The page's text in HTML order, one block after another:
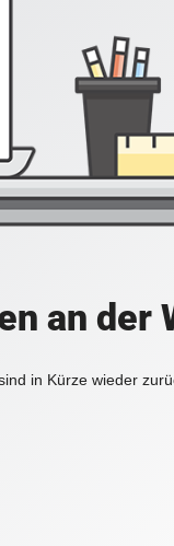
an der
in Kürze wieder